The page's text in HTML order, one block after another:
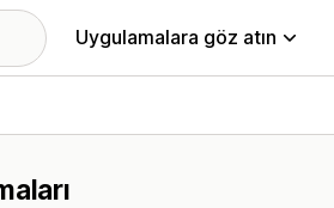
Uygulamalara göz atın